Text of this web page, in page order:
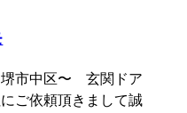
堺市中区〜 玄関ドア
ご依頼頂きまして誠